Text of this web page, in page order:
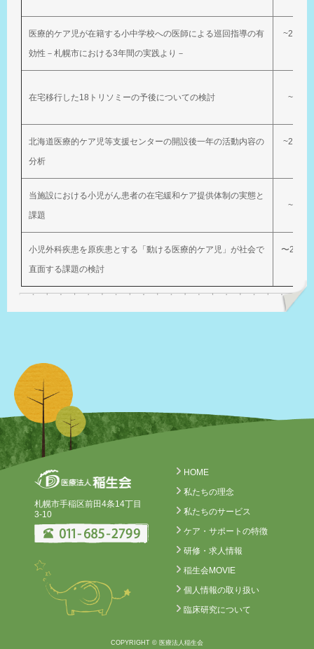
医療的ケア児が在籍する小中学校への医師による巡回指導の有
効性－札幌市における3年間の実践より－
~2024
在宅移行した18トリソミーの予後についての検討 ~2023
北海道医療的ケア児等支援センターの開設後一年の活動内容の
分析
~2023
当施設における小児がん患者の在宅緩和ケア提供体制の実態と
課題
~2023
小児外科疾患を原疾患とする「動ける医療的ケア児」が社会で
直面する課題の検討
〜2024
札幌市手稲区前田4条14丁目
3-10
HOME
私たちの理念
私たちのサービス
ケア・サポートの特徴
研修・求人情報
稲生会MOVIE
個人情報の取り扱い
臨床研究について
COPYRIGHT © 医療法人稲生会